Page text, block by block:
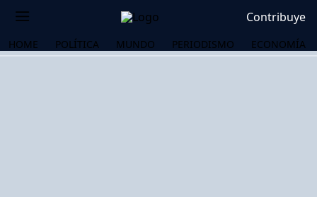
Contribuye
HOME POLÍTICA MUNDO PERIODISMO ECONOMÍA